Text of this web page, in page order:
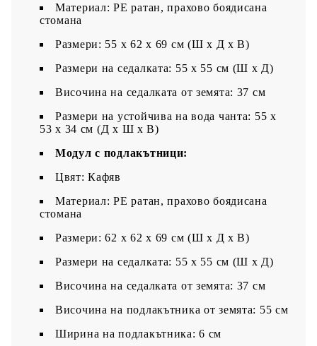
Материал: PE ратан, прахово боядисана
стомана
Размери: 55 x 62 x 69 см (Ш x Д x В)
Размери на седалката: 55 x 55 cм (Ш x Д)
Височина на седалката от земята: 37 см
Размери на устойчива на вода чанта: 55 x
53 x 34 см (Д x Ш x В)
Модул с подлакътници:
Цвят: Кафяв
Материал: PE ратан, прахово боядисана
стомана
Размери: 62 x 62 x 69 см (Ш x Д x В)
Размери на седалката: 55 x 55 cм (Ш x Д)
Височина на седалката от земята: 37 см
Височина на подлакътника от земята: 55 см
Ширина на подлакътника: 6 см